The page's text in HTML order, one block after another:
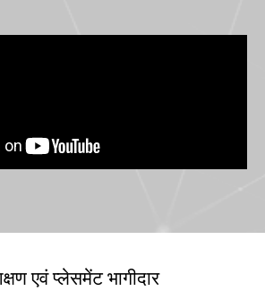
एवं प्लेसमेंट भागीदार